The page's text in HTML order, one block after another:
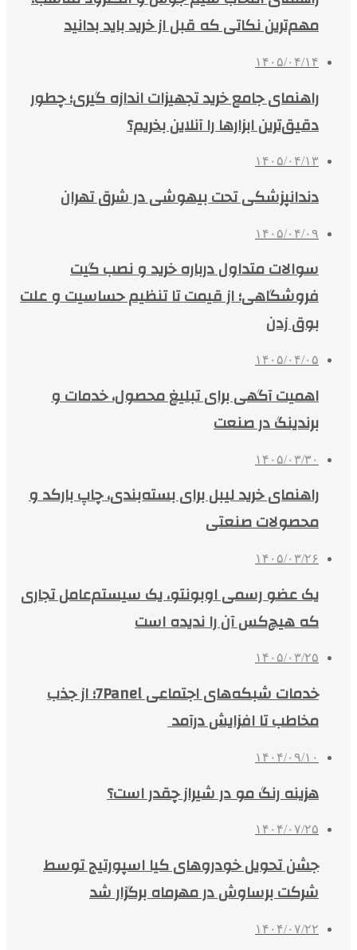
مهم‌ترین نکاتی که قبل از خرید باید بدانید
۱۴۰۵/۰۴/۱۴
راهنمای جامع خرید تجهیزات اندازه گیری؛ چطور
دقیق‌ترین ابزارها را آنلاین بخریم؟
۱۴۰۵/۰۴/۱۳
دندانپزشکی تحت بیهوشی در شرق تهران
۱۴۰۵/۰۴/۰۹
سوالات متداول درباره خرید و نصب گیت
فروشگاهی؛ از قیمت تا تنظیم حساسیت و علت
بوق زدن
۱۴۰۵/۰۴/۰۵
اهمیت آگهی برای تبلیغ محصول، خدمات و
برندینگ در صنعت
۱۴۰۵/۰۳/۳۰
راهنمای خرید لیبل برای بسته‌بندی، چاپ بارکد و
محصولات صنعتی
۱۴۰۵/۰۳/۲۶
یک عضو رسمی اوبونتو، یک سیستم‌عامل تجاری
که هیچ‌کس آن را ندیده است
۱۴۰۵/۰۳/۲۵
خدمات شبکه‌های اجتماعی 7Panel؛ از جذب
مخاطب تا افزایش درآمد
۱۴۰۴/۰۹/۱۰
هزینه رنگ مو در شیراز چقدر است؟
۱۴۰۴/۰۷/۲۵
جشن تحویل خودروهای کیا اسپورتیج توسط
شرکت برساوش در مهرماه برگزار شد
۱۴۰۴/۰۷/۲۲